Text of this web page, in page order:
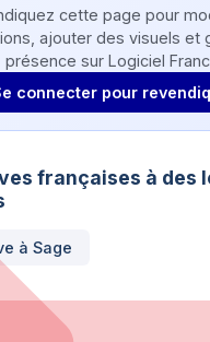
cette page pour
ajouter des visuels et
présence sur Logiciel
connecter pour
françaises à des
à Sage